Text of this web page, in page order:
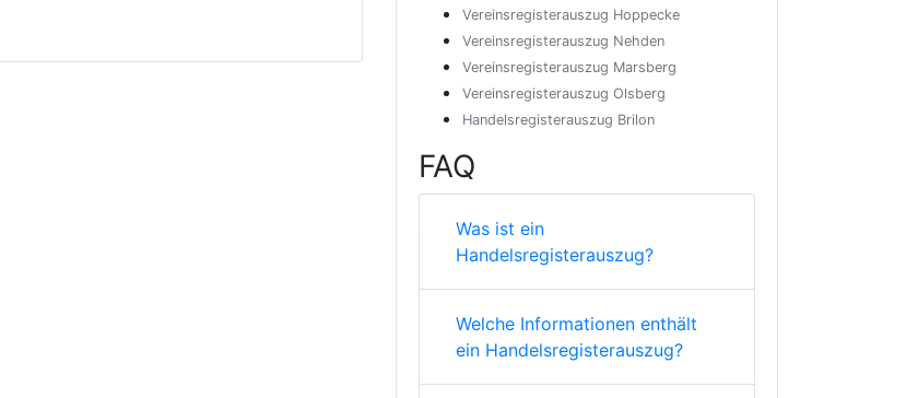
Vereinsregisterauszug Hoppecke
Vereinsregisterauszug Nehden
Vereinsregisterauszug Marsberg
Vereinsregisterauszug Olsberg
Handelsregisterauszug Brilon
FAQ
Was ist ein
Handelsregisterauszug?
Welche Informationen enthält
ein Handelsregisterauszug?